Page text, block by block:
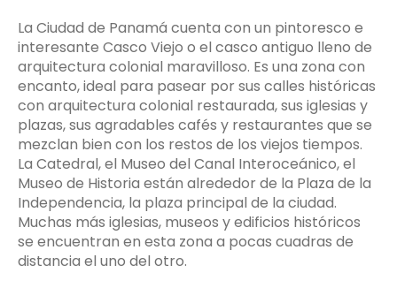
La Ciudad de Panamá cuenta con un pintoresco e
interesante Casco Viejo o el casco antiguo lleno de
arquitectura colonial maravilloso. Es una zona con
encanto, ideal para pasear por sus calles históricas
con arquitectura colonial restaurada, sus iglesias y
plazas, sus agradables cafés y restaurantes que se
mezclan bien con los restos de los viejos tiempos.
La Catedral, el Museo del Canal Interoceánico, el
Museo de Historia están alrededor de la Plaza de la
Independencia, la plaza principal de la ciudad.
Muchas más iglesias, museos y edificios históricos
se encuentran en esta zona a pocas cuadras de
distancia el uno del otro.